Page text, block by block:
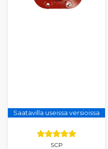
Saatavilla useissa versioissa
SCP